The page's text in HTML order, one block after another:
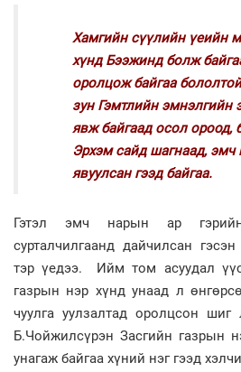
Хамгийн сүүлийн үеийн
хүнд Бээжинд болж
оролцож байгаа
зун Гэмтлийн эмнэлгийн
явж байгаад осол
Эрхэм сайд шагнаад, эмч
явуулсан гээд байгаа.
Гэтэл эмч нарын ар
сурталчилгаанд дайчилсан
тэр үедээ. Ийм том асуудал
газрын нэр хүнд унаад л
чуулга уулзалтад оролцсон
Б.Чойжилсүрэн Засгийн газрын
унагаж байгаа хүний нэг гээд